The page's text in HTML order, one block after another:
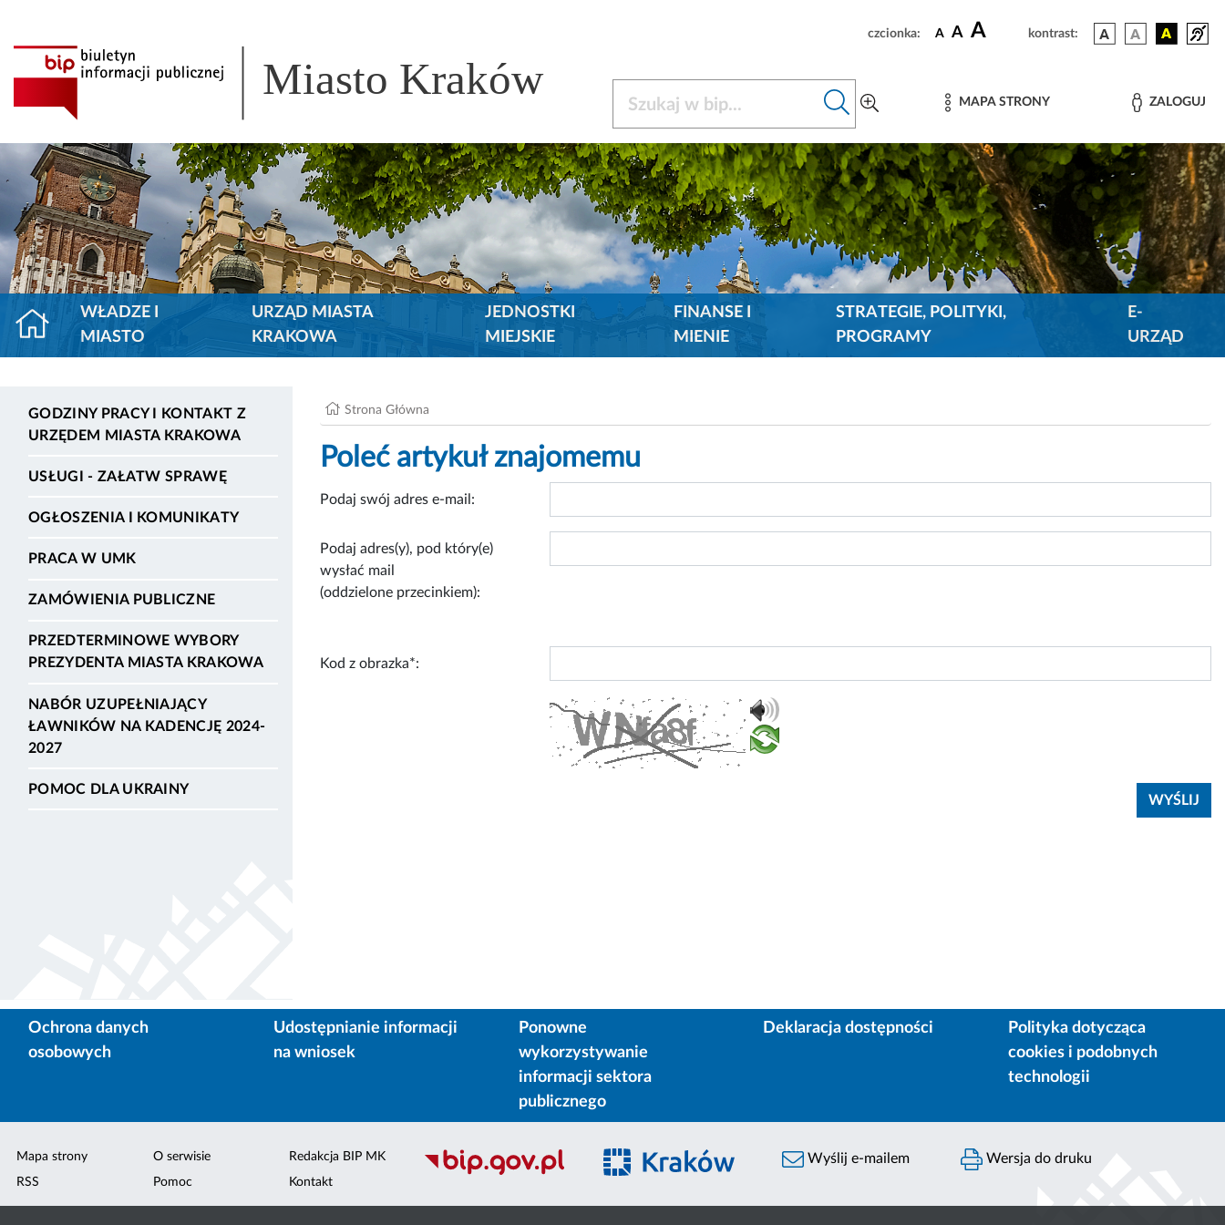
czcionka: A A A kontrast:
Miasto Kraków MAPA STRONY ZALOGUJ
WŁADZE I
MIASTO
URZĄD MIASTA
KRAKOWA
JEDNOSTKI
MIEJSKIE
FINANSE I
MIENIE
STRATEGIE, POLITYKI,
PROGRAMY
E-
URZĄD
GODZINY PRACY I KONTAKT Z
URZĘDEM MIASTA KRAKOWA
USŁUGI - ZAŁATW SPRAWĘ
OGŁOSZENIA I KOMUNIKATY
PRACA W UMK
ZAMÓWIENIA PUBLICZNE
PRZEDTERMINOWE WYBORY
PREZYDENTA MIASTA KRAKOWA
NABÓR UZUPEŁNIAJĄCY
ŁAWNIKÓW NA KADENCJĘ 2024-
2027
POMOC DLA UKRAINY
Strona Główna
Poleć artykuł znajomemu
Podaj swój adres e-mail:
Podaj adres(y), pod który(e)
wysłać mail
(oddzielone przecinkiem):
Kod z obrazka*:
Ochrona danych
osobowych
Udostępnianie informacji
na wniosek
Ponowne
wykorzystywanie
informacji sektora
publicznego
Deklaracja dostępności
Polityka dotycząca
cookies i podobnych
technologii
Mapa strony
RSS
O serwisie
Pomoc
Redakcja BIP MK
Kontakt
Wyślij e-mailem Wersja do druku